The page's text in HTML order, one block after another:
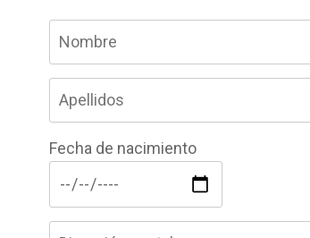
Fecha de nacimiento